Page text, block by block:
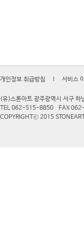
개인정보 취급방침 l 서비스
(유)스톤아트 광주광역시 서구
TEL 062-515-8850
FAX
COPYRIGHTⓒ 2015